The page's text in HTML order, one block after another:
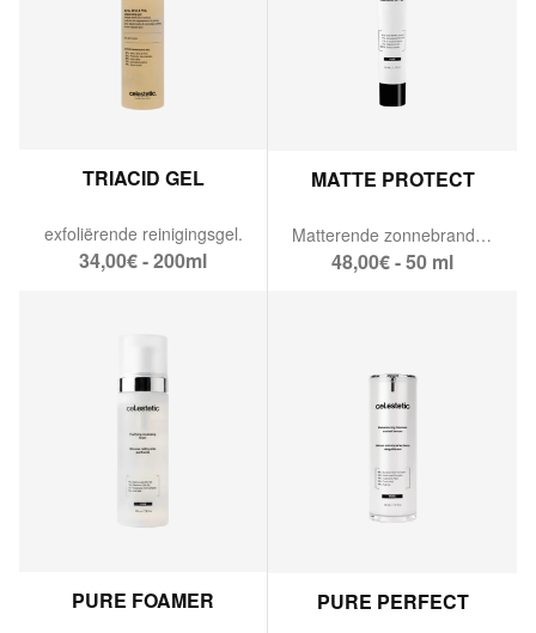
TRIACID GEL
exfoliërende reinigingsgel.
34,00€ - 200ml
MATTE PROTECT
Matterende zonnebrandmousse SPF 50
48,00€ - 50 ml
PURE FOAMER PURE PERFECT